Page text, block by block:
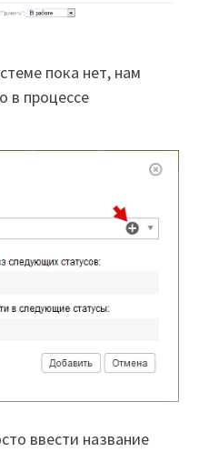
пока нет, нам
в процессе
ввести название